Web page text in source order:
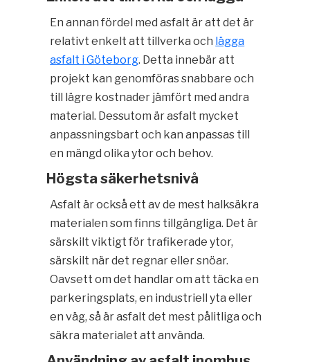
En annan fördel med asfalt är att det är
relativt enkelt att tillverka och lägga
asfalt i Göteborg. Detta innebär att
projekt kan genomföras snabbare och
till lägre kostnader jämfört med andra
material. Dessutom är asfalt mycket
anpassningsbart och kan anpassas till
en mängd olika ytor och behov.
Högsta säkerhetsnivå
Asfalt är också ett av de mest halksäkra
materialen som finns tillgängliga. Det är
särskilt viktigt för trafikerade ytor,
särskilt när det regnar eller snöar.
Oavsett om det handlar om att täcka en
parkeringsplats, en industriell yta eller
en väg, så är asfalt det mest pålitliga och
säkra materialet att använda.